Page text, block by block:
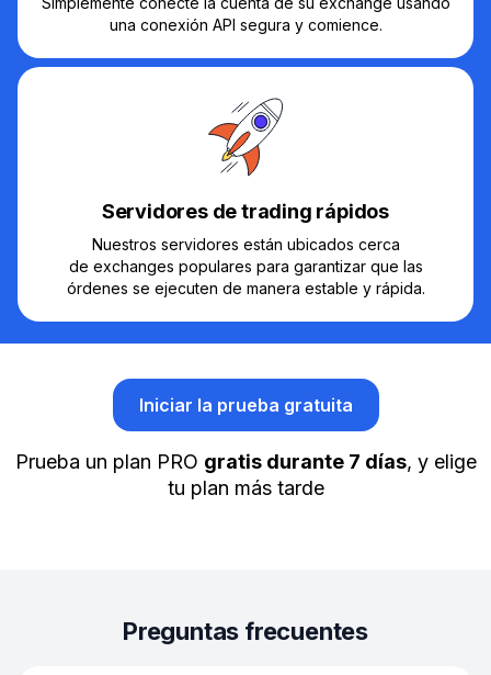
una conexión API segura y comience.
Servidores de trading rápidos
Nuestros servidores están ubicados cerca
de exchanges populares para garantizar que las
órdenes se ejecuten de manera estable y rápida.
Iniciar la prueba gratuita
Prueba un plan PRO gratis durante 7 días, y elige
tu plan más tarde
Preguntas frecuentes